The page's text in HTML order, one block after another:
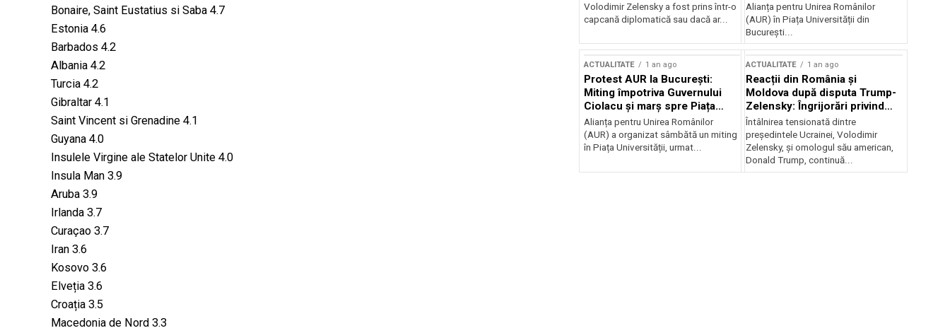
Bonaire, Saint Eustatius si Saba 4.7
Estonia 4.6
Barbados 4.2
Albania 4.2
Turcia 4.2
Gibraltar 4.1
Saint Vincent si Grenadine 4.1
Guyana 4.0
Insulele Virgine ale Statelor Unite 4.0
Insula Man 3.9
Aruba 3.9
Irlanda 3.7
Curaçao 3.7
Iran 3.6
Kosovo 3.6
Elveția 3.6
Croația 3.5
Macedonia de Nord 3.3
Volodimir Zelensky a fost prins într-o
capcană diplomatică sau dacă ar...
Alianța pentru Unirea Românilor
(AUR) în Piața Universității din
București...
ACTUALITATE 1 an ago
Protest AUR la București:
Miting împotriva Guvernului
Ciolacu și marș spre Piața
Victoriei
Alianța pentru Unirea Românilor
(AUR) a organizat sâmbătă un miting
în Piața Universității, urmat...
ACTUALITATE 1 an ago
Reacții din România și
Moldova după disputa Trump-
Zelensky: Îngrijorări privind
securitatea regională
Întâlnirea tensionată dintre
președintele Ucrainei, Volodimir
Zelensky, și omologul său american,
Donald Trump, continuă...